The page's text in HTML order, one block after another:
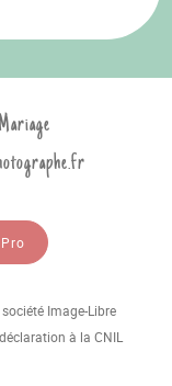
Image-Libre
à la CNIL